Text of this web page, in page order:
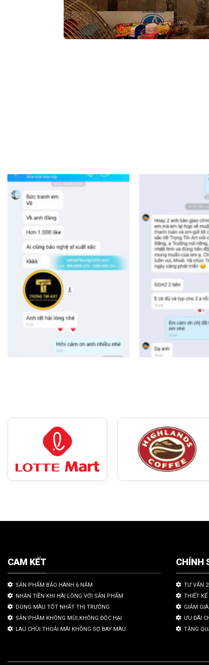
CAM KẾT
SẢN PHẨM BẢO HÀNH 6 NĂM
NHẬN TIỀN KHI HÀI LÒNG VỚI SẢN PHẨM
DÙNG MÀU TỐT NHẤT THỊ TRƯỜNG
SẢN PHẦM KHÔNG MÙI,KHÔNG ĐỘC HẠI
LAU CHÙI THOẢI MÁI KHÔNG SỢ BAY MÀU
CHÍNH
TƯ VẤN
THIẾT
GIẢM
ƯU ĐÃI
TẶNG